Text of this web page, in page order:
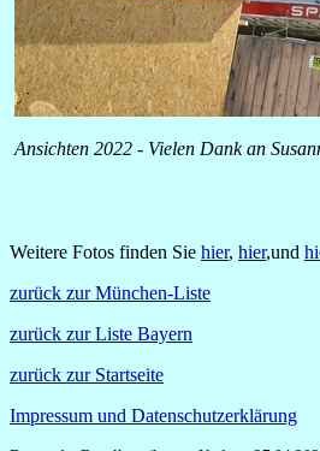
Ansichten 2022 - Vielen Dank an
Weitere Fotos finden Sie hier, hier,und
zurück zur München-Liste
zurück zur Liste Bayern
zurück zur Startseite
Impressum und Datenschutzerklärung